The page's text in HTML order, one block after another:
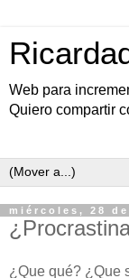
Web para
Quiero compartir
miércoles, 28
¿Que qué? ¿Que